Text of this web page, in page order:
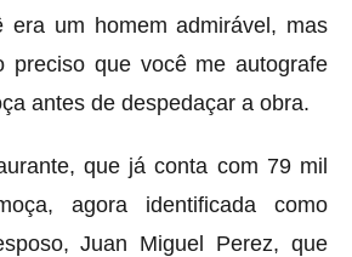
era um homem admirável, mas
preciso que você me autografe
antes de despedaçar a obra.
que já conta com 79 mil
agora identificada como
Juan Miguel Perez, que